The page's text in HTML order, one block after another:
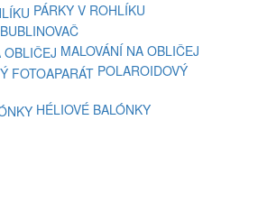
PÁRKY V ROHLÍKU
BUBLINOVAČ
MALOVÁNÍ NA OBLIČEJ
POLAROIDOVÝ
HÉLIOVÉ BALÓNKY